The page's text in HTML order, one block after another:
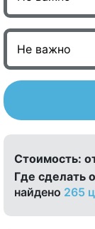
Стоимость:
Где сделать
найдено 265